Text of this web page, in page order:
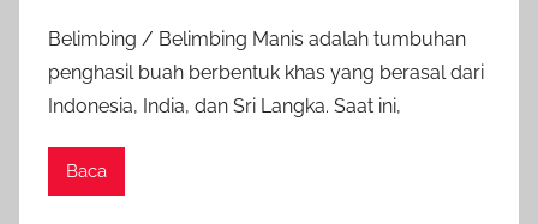
Belimbing / Belimbing Manis adalah tumbuhan
penghasil buah berbentuk khas yang berasal dari
Indonesia, India, dan Sri Langka. Saat ini,
Baca